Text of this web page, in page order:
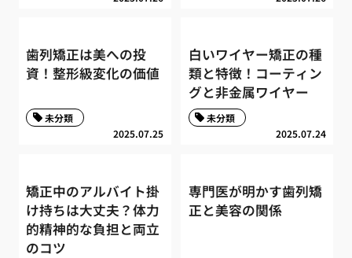
歯列矯正は美への投
資！整形級変化の価値
2025.07.25
未分類
白いワイヤー矯正の種
類と特徴！コーティン
グと非金属ワイヤー
2025.07.24
未分類
矯正中のアルバイト掛
け持ちは大丈夫？体力
的精神的な負担と両立
のコツ
専門医が明かす歯列矯
正と美容の関係